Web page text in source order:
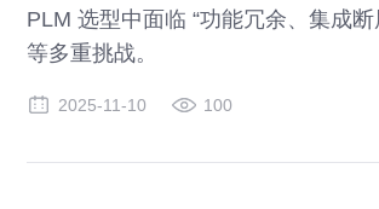
PLM 选型中面临 “功能冗余、集成
等多重挑战。
2025-11-10 100